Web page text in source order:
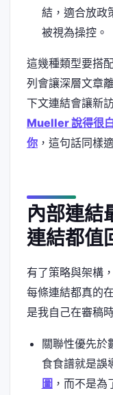
結，適合放政
被視為操控。
這幾種類型要搭
列會讓深層文章
下文連結會讓新
Mueller 說得很
你 ，這句話同樣
內部連結
連結都值
有了策略與架構
每條連結都真的
是我自己在審稿
關聯性優先於
食食譜就是誤
圖 ，而不是為